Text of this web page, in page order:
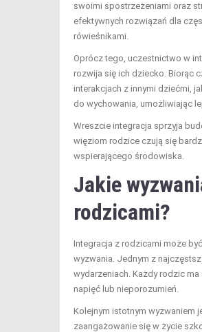
swoimi spostrzeżeniami oraz
efektywnych rozwiązań dla
rówieśnikami.
Oprócz tego, uczestnictwo w
rozwija się ich dziecko. Biorąc
interakcjach z innymi dziećmi,
do wychowania, umożliwiając
Wreszcie integracja sprzyja
więziom rodzice czują się
wspierającego środowiska.
Jakie
rodzicami?
Integracja z rodzicami może
wyzwania. Jednym z
wydarzeniach. Każdy rodzic
napięć lub nieporozumień.
Kolejnym istotnym wyzwaniem
zaangażowanie się w życie